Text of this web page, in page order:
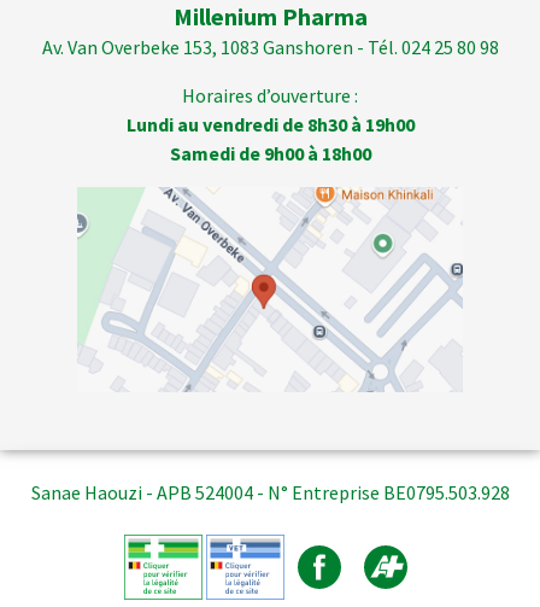
Millenium Pharma
Av. Van Overbeke 153, 1083 Ganshoren - Tél. 024 25 80 98
Horaires d’ouverture :
Lundi au vendredi de 8h30 à 19h00
Samedi de 9h00 à 18h00
Sanae Haouzi - APB 524004 - N° Entreprise BE0795.503.928